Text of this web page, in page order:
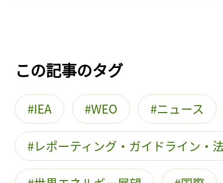
この記事のタグ
IEA WEO ニュース
レポーティング・ガイドライン・